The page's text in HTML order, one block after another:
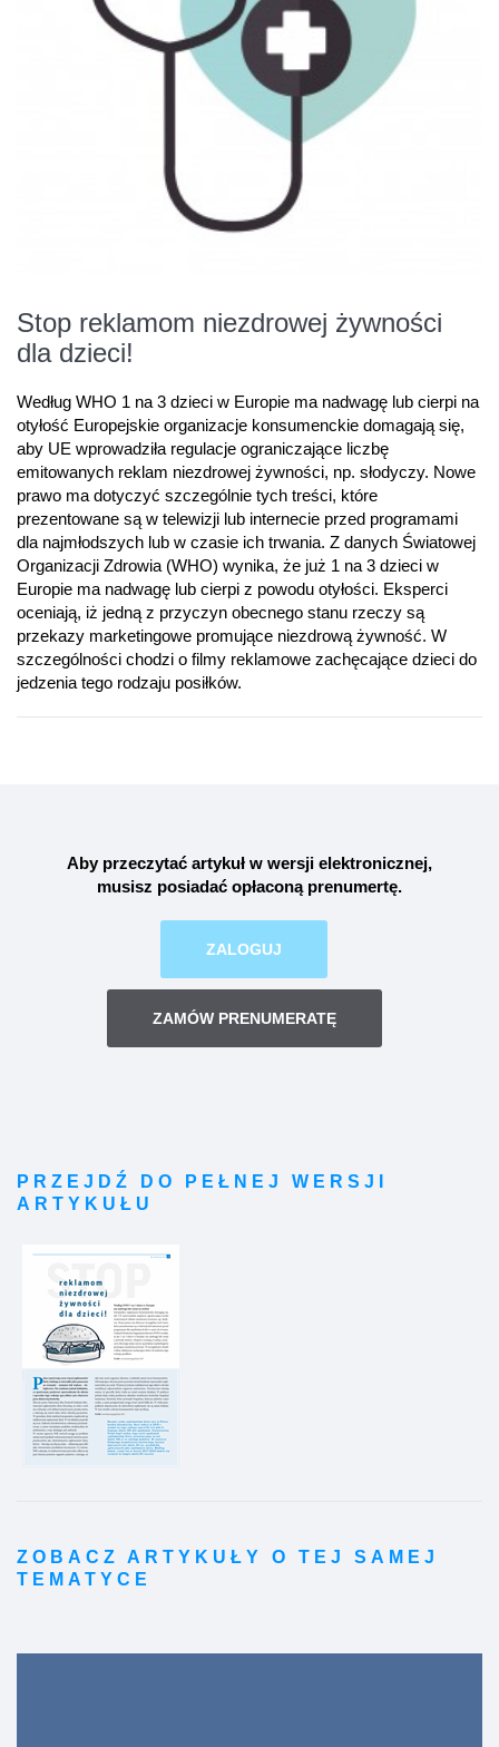
Stop reklamom niezdrowej żywności
dla dzieci!
Według WHO 1 na 3 dzieci w Europie ma nadwagę lub cierpi na
otyłość Europejskie organizacje konsumenckie domagają się,
aby UE wprowadziła regulacje ograniczające liczbę
emitowanych reklam niezdrowej żywności, np. słodyczy. Nowe
prawo ma dotyczyć szczególnie tych treści, które
prezentowane są w telewizji lub internecie przed programami
dla najmłodszych lub w czasie ich trwania. Z danych Światowej
Organizacji Zdrowia (WHO) wynika, że już 1 na 3 dzieci w
Europie ma nadwagę lub cierpi z powodu otyłości. Eksperci
oceniają, iż jedną z przyczyn obecnego stanu rzeczy są
przekazy marketingowe promujące niezdrową żywność. W
szczególności chodzi o filmy reklamowe zachęcające dzieci do
jedzenia tego rodzaju posiłków.
Aby przeczytać artykuł w wersji elektronicznej,
musisz posiadać opłaconą prenumertę.
ZALOGUJ
ZAMÓW PRENUMERATĘ
PRZEJDŹ DO PEŁNEJ WERSJI
ARTYKUŁU
ZOBACZ ARTYKUŁY O TEJ SAMEJ
TEMATYCE